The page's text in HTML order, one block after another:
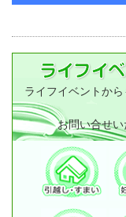
ライフイベントか
お問い合せい